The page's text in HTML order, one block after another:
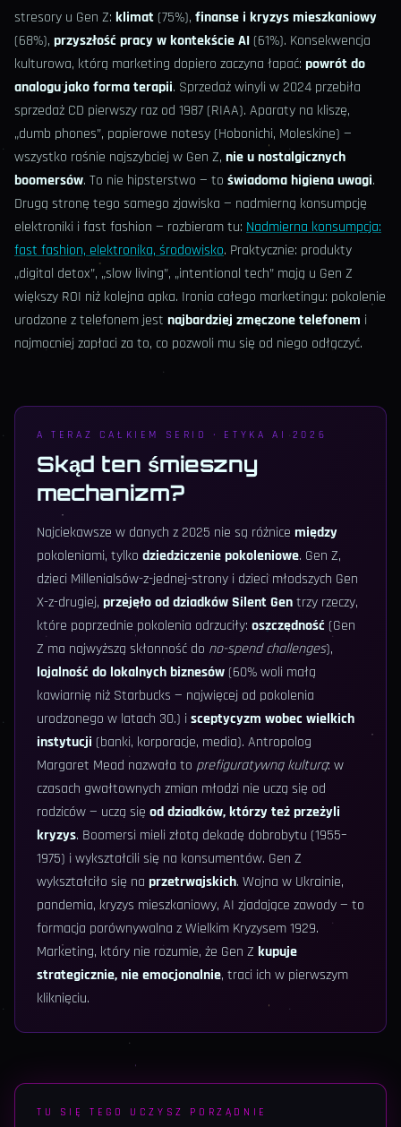
stresory u Gen Z: klimat (75%), finanse i kryzys mieszkaniowy
(68%), przyszłość pracy w kontekście AI (61%). Konsekwencja
kulturowa, którą marketing dopiero zaczyna łapać: powrót do
analogu jako forma terapii. Sprzedaż winyli w 2024 przebiła
sprzedaż CD pierwszy raz od 1987 (RIAA). Aparaty na kliszę,
„dumb phones”, papierowe notesy (Hobonichi, Moleskine) —
wszystko rośnie najszybciej w Gen Z, nie u nostalgicznych
boomersów. To nie hipsterstwo — to świadoma higiena uwagi.
Drugą stronę tego samego zjawiska — nadmierną konsumpcję
elektroniki i fast fashion — rozbieram tu: Nadmierna konsumpcja:
fast fashion, elektronika, środowisko. Praktycznie: produkty
„digital detox”, „slow living”, „intentional tech” mają u Gen Z
większy ROI niż kolejna apka. Ironia całego marketingu: pokolenie
urodzone z telefonem jest najbardziej zmęczone telefonem i
najmocniej zapłaci za to, co pozwoli mu się od niego odłączyć.
A TERAZ CAŁKIEM SERIO · ETYKA AI 2026
Skąd ten śmieszny
mechanizm?
Najciekawsze w danych z 2025 nie są różnice między
pokoleniami, tylko dziedziczenie pokoleniowe. Gen Z,
dzieci Millenialsów-z-jednej-strony i dzieci młodszych Gen
X-z-drugiej, przejęło od dziadków Silent Gentrzy rzeczy,
które poprzednie pokolenia odrzuciły: oszczędność (Gen
Z ma najwyższą skłonność do no-spend challenges),
lojalność do lokalnych biznesów(60% woli małą
kawiarnię niż Starbucks — najwięcej od pokolenia
urodzonego w latach 30.) i sceptycyzm wobec wielkich
instytucji (banki, korporacje, media). Antropolog
Margaret Mead nazwała to prefiguratywną kulturą: w
czasach gwałtownych zmian młodzi nie uczą się od
rodziców — uczą się od dziadków, którzy też przeżyli
kryzys. Boomersi mieli złotą dekadę dobrobytu (1955–
1975) i wykształcili się na konsumentów. Gen Z
wykształciło się na przetrwajskich. Wojna w Ukrainie,
pandemia, kryzys mieszkaniowy, AI zjadające zawody — to
formacja porównywalna z Wielkim Kryzysem 1929.
Marketing, który nie rozumie, że Gen Z kupuje
strategicznie, nie emocjonalnie, traci ich w pierwszym
kliknięciu.
TU SIĘ TEGO UCZYSZ PORZĄDNIE